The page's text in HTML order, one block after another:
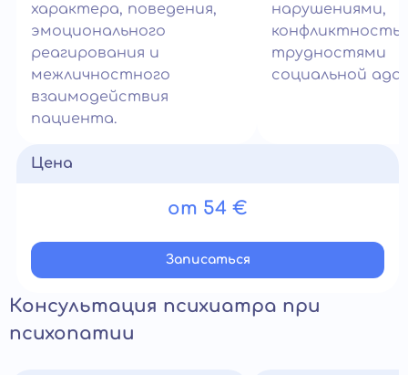
характера, поведения,
эмоционального
реагирования и
межличностного
взаимодействия
пациента.
нарушениями,
трудностями
социальной
Цена
от 54 €
Записатьcя
Консультация психиатра при
психопатии